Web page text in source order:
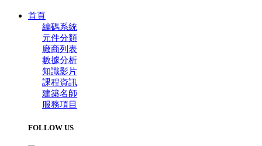
首頁
編碼系統
元件分類
廠商列表
數據分析
知識影片
課程資訊
建築名師
服務項目
FOLLOW US